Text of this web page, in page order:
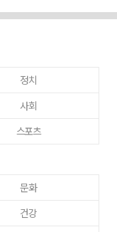
정치
사회
스포츠
문화
건강